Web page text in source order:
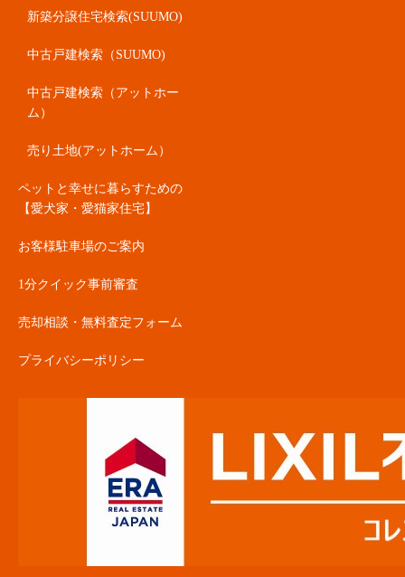
新築分譲住宅検索(SUUMO)
中古戸建検索（SUUMO)
中古戸建検索（アットホー
ム）
売り土地(アットホーム）
ペットと幸せに暮らすための
【愛犬家・愛猫家住宅】
お客様駐車場のご案内
1分クイック事前審査
売却相談・無料査定フォーム
プライバシーポリシー